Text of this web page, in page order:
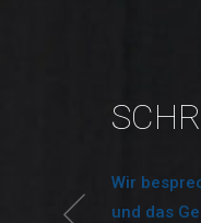
Wir
und das